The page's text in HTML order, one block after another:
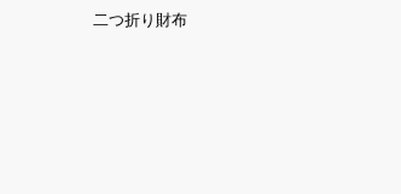
二つ折り財布